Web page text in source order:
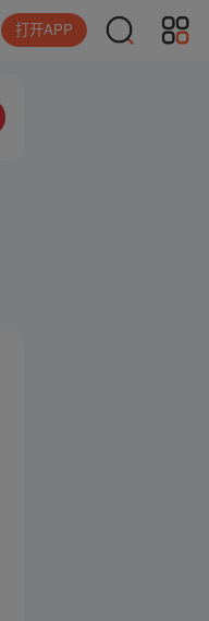
打开APP